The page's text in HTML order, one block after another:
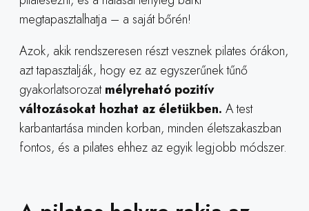
megtapasztalhatja – a saját bőrén!
Azok, akik rendszeresen részt vesznek pilates órákon,
azt tapasztalják, hogy ez az egyszerűnek tűnő
gyakorlatsorozatmélyreható pozitív
változásokat hozhat az életükben. A test
karbantartása minden korban, minden életszakaszban
fontos, és a pilates ehhez az egyik legjobb módszer.